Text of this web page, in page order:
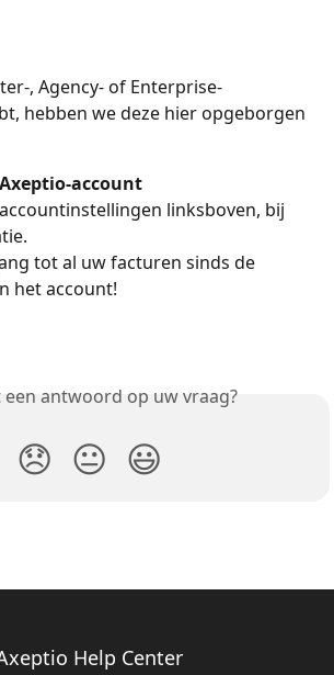
, Agency- of Enterprise-
hebben we deze hier opgeborgen
Axeptio-account
linksboven, bij
tot al uw facturen sinds de
het account!
een antwoord op uw vraag?
😞 😐 😃
Help Center